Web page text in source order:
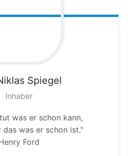
Spiegel
Inhaber
was er schon kann,
das was er schon ist."
Ford